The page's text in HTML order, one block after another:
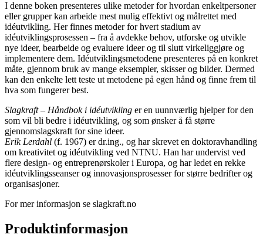
I denne boken presenteres ulike metoder for hvordan enkeltpersoner
eller grupper kan arbeide mest mulig effektivt og målrettet med
idéutvikling. Her finnes metoder for hvert stadium av
idéutviklingsprosessen – fra å avdekke behov, utforske og utvikle
nye ideer, bearbeide og evaluere ideer og til slutt virkeliggjøre og
implementere dem. Idéutviklingsmetodene presenteres på en konkret
måte, gjennom bruk av mange eksempler, skisser og bilder. Dermed
kan den enkelte lett teste ut metodene på egen hånd og finne frem til
hva som fungerer best.
Slagkraft – Håndbok i idéutvikling er en uunnværlig hjelper for den
som vil bli bedre i idéutvikling, og som ønsker å få større
gjennomslagskraft for sine ideer.
Erik Lerdahl (f. 1967) er dr.ing., og har skrevet en doktoravhandling
om kreativitet og idéutvikling ved NTNU. Han har undervist ved
flere design- og entreprenørskoler i Europa, og har ledet en rekke
idéutviklingsseanser og innovasjonsprosesser for større bedrifter og
organisasjoner.
For mer informasjon se slagkraft.no
Produktinformasjon